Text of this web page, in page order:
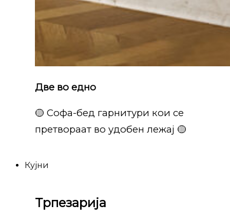
Две во едно
🟡 Софа-бед гарнитури кои се
претвораат во удобен лежај 🟡
Кујни
Трпезарија